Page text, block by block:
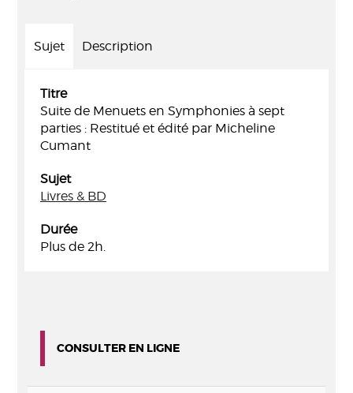
Sujet Description
Titre
Suite de Menuets en Symphonies à sept
parties : Restitué et édité par Micheline
Cumant
Sujet
Livres & BD
Durée
Plus de 2h.
CONSULTER EN LIGNE